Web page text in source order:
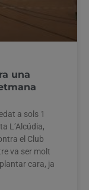
una
a sols 1
L’Alcúdia,
el Club
va ser molt
cara, ja